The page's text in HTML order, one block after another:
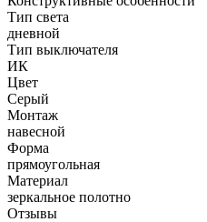
Тип света
дневной
Тип выключателя
ИК
Цвет
Серый
Монтаж
навесной
Форма
прямоугольная
Материал
зеркальное полотно
Отзывы